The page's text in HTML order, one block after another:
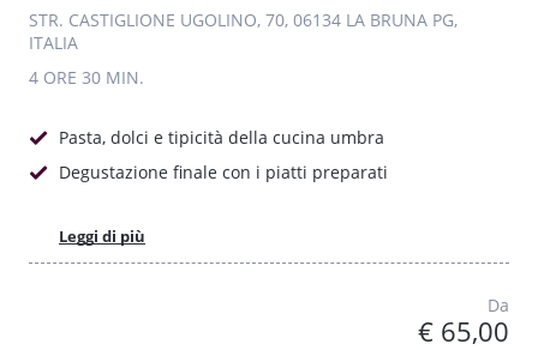
STR. CASTIGLIONE UGOLINO, 70, 06134 LA BRUNA PG,
ITALIA
4 ORE 30 MIN.
Pasta, dolci e tipicità della cucina umbra
Degustazione finale con i piatti preparati
Leggi di più
Da
€ 65,00